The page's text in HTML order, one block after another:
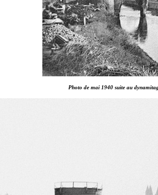
Photo de mai 1940 suite au